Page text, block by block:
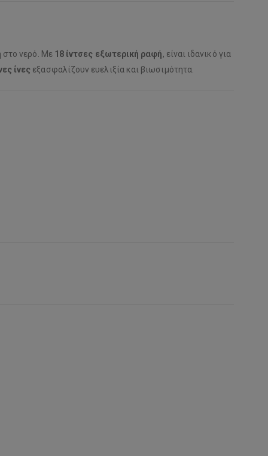
στο νερό. Με 18 ίντσες εξωτερική ραφή, είναι ιδανικό για
ίνες εξασφαλίζουν ευελιξία και βιωσιμότητα.